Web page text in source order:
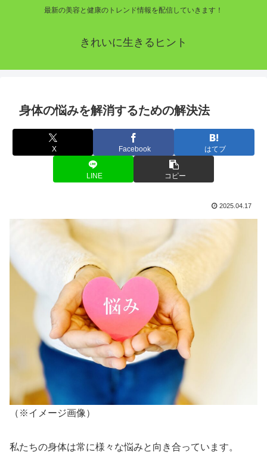
最新の美容と健康のトレンド情報を配信していきます！
きれいに生きるヒント
身体の悩みを解消するための解決法
X Facebook はてブ
LINE コピー
2025.04.17
（※イメージ画像）
私たちの身体は常に様々な悩みと向き合っています。